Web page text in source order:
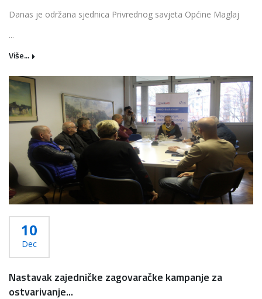
Danas je održana sjednica Privrednog savjeta Općine Maglaj
...
Više...
10
Dec
Nastavak zajedničke zagovaračke kampanje za
ostvarivanje...